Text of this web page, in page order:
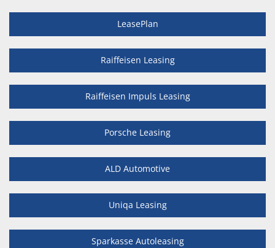
LeasePlan
Raiffeisen Leasing
Raiffeisen Impuls Leasing
Porsche Leasing
ALD Automotive
Uniqa Leasing
Sparkasse Autoleasing